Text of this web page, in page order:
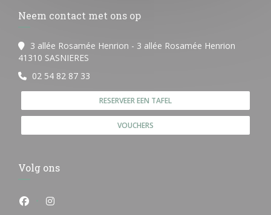
Neem contact met ons op
3 allée Rosamée Henrion - 3 allée Rosamée Henrion
41310 SASNIERES
02 54 82 87 33
RESERVEER EEN TAFEL
VOUCHERS
Volg ons
Facebook ((opent in een nieuw venster))
Instagram ((opent in een nieuw venster))